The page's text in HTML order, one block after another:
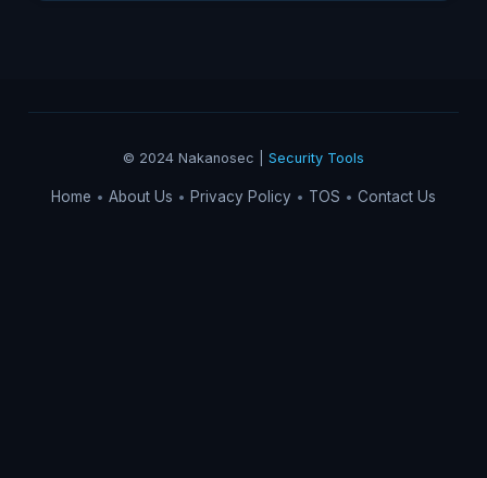
© 2024 Nakanosec | Security Tools
Home • About Us • Privacy Policy • TOS • Contact Us